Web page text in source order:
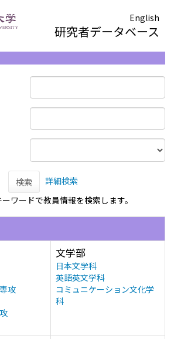
English
研究者データベース
検索
詳細検索
ワードで教員情報を検索します。
攻
文学部
日本文学科
英語英文学科
コミュニケーション文化学
科